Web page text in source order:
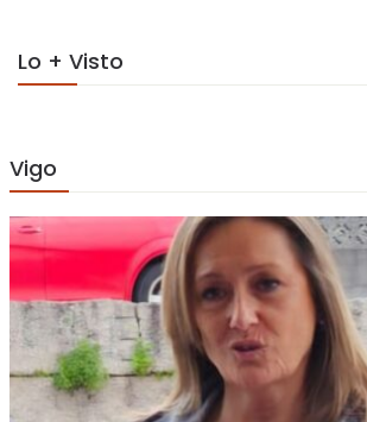
Lo + Visto
Vigo